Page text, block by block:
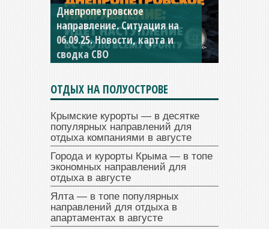
Константиновское
направление. Ситуация на
04.09.25 Новости, карта и
сводка СВО
ОТДЫХ НА ПОЛУОСТРОВЕ
Крымские курорты — в десятке
популярных направлений для
отдыха компаниями в августе
Города и курорты Крыма — в топе
экономных направлений для
отдыха в августе
Ялта — в топе популярных
направлений для отдыха в
апартаментах в августе